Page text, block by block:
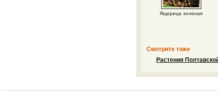
Ящерица зеленая
Смотрите тоже
Растения